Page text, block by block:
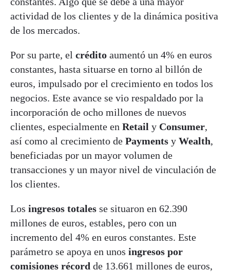
actividad de los clientes y de la dinámica positiva
de los mercados.
Por su parte, el crédito aumentó un 4% en euros
constantes, hasta situarse en torno al billón de
euros, impulsado por el crecimiento en todos los
negocios. Este avance se vio respaldado por la
incorporación de ocho millones de nuevos
clientes, especialmente en Retail y Consumer,
así como al crecimiento de Payments y Wealth,
beneficiadas por un mayor volumen de
transacciones y un mayor nivel de vinculación de
los clientes.
Los ingresos totales se situaron en 62.390
millones de euros, estables, pero con un
incremento del 4% en euros constantes. Este
parámetro se apoya en unos ingresos por
comisiones récord de 13.661 millones de euros,